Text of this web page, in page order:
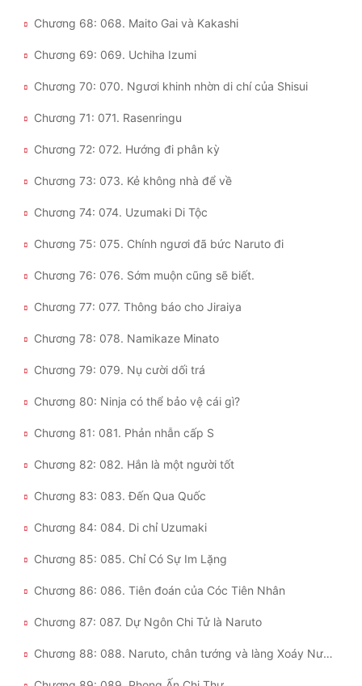
Chương 68: 068. Maito Gai và Kakashi
Chương 69: 069. Uchiha Izumi
Chương 70: 070. Ngươi khinh nhờn di chí của Shisui
Chương 71: 071. Rasenringu
Chương 72: 072. Hướng đi phân kỳ
Chương 73: 073. Kẻ không nhà để về
Chương 74: 074. Uzumaki Di Tộc
Chương 75: 075. Chính ngươi đã bức Naruto đi
Chương 76: 076. Sớm muộn cũng sẽ biết.
Chương 77: 077. Thông báo cho Jiraiya
Chương 78: 078. Namikaze Minato
Chương 79: 079. Nụ cười dối trá
Chương 80: Ninja có thể bảo vệ cái gì?
Chương 81: 081. Phản nhẫn cấp S
Chương 82: 082. Hắn là một người tốt
Chương 83: 083. Đến Qua Quốc
Chương 84: 084. Di chỉ Uzumaki
Chương 85: 085. Chỉ Có Sự Im Lặng
Chương 86: 086. Tiên đoán của Cóc Tiên Nhân
Chương 87: 087. Dự Ngôn Chi Tử là Naruto
Chương 88: 088. Naruto, chân tướng và làng Xoáy Nước